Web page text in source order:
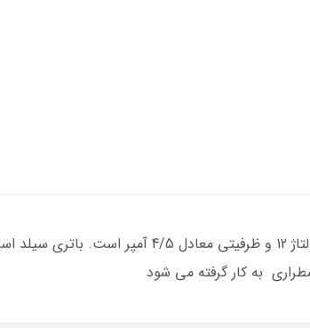
باتری 12 ولت 4/5 آمپر ، مجموعه ای از باتری های سیلد اسید و از نوع خشک آن می باشد، که دارای ولتاژ 12 و ظرفیتی معادل 4/5 آمپر است.
به کار گرفته می شود